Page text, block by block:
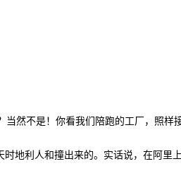
然不是！你看我们陪跑的工厂，照样
地利人和撞出来的。实话说，在阿里